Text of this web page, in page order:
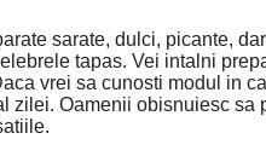
sarate, dulci, picante,
tapas. Vei intalni
vrei sa cunosti modul in
zilei. Oamenii obisnuiesc sa